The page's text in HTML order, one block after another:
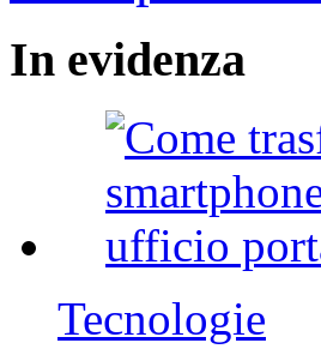
In evidenza
Tecnologie